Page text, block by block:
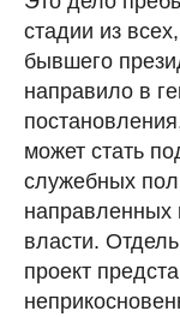
стадии из
бывшего
направило в
может стать
служебных
направленных
власти.
проект